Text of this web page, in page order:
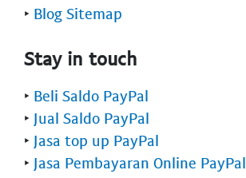
‣ Blog Sitemap
Stay in touch
‣ Beli Saldo PayPal
‣ Jual Saldo PayPal
‣ Jasa top up PayPal
‣ Jasa Pembayaran Online PayPal